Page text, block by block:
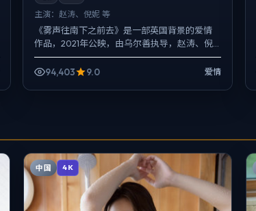
主演：赵涛、倪妮 等
《雾声往南下之前去》是一部英国背景的爱情
作品，2021年公映，由乌尔善执导，赵涛、倪
妮、廖凡等主演。以冷峻镜头对准普通人的抉
择瞬间，悬疑外壳下，...
94,403 9.0 爱情
中国 4K